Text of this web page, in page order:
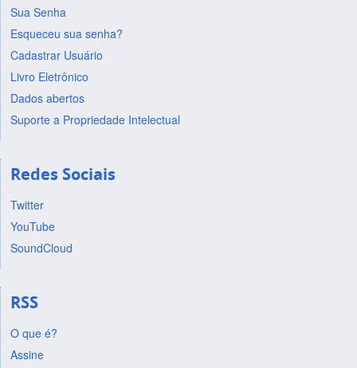
Sua Senha
Esqueceu sua senha?
Cadastrar Usuário
Livro Eletrônico
Dados abertos
Suporte a Propriedade Intelectual
Redes Sociais
Twitter
YouTube
SoundCloud
RSS
O que é?
Assine